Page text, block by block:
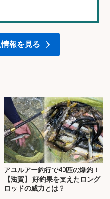
報を見る
アユルアー釣行で40匹の爆釣！
【滋賀】 好釣果を支えたロング
ロッドの威力とは？